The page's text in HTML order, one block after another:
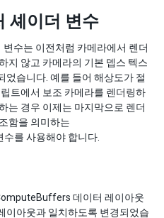
셰이더 변수
변수는 이전처럼 카메라에서 렌더
지 않고 카메라의 기본 뎁스 텍스
었습니다. 예를 들어 해상도가 절
트에서 보조 카메라를 렌더링하
는 경우 이제는 마지막으로 렌더
함을 의미하는
수를 사용해야 합니다.
데이터 레이아웃
아웃과 일치하도록 변경되었습